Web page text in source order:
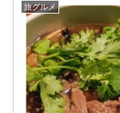
旅グルメ